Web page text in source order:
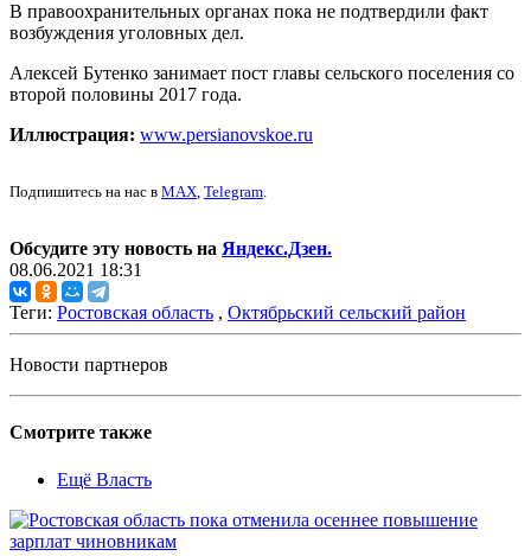
В правоохранительных органах пока не подтвердили факт
возбуждения уголовных дел.
Алексей Бутенко занимает пост главы сельского поселения со
второй половины 2017 года.
Иллюстрация: www.persianovskoe.ru
Подпишитесь на нас в MAX, Telegram.
Обсудите эту новость на Яндекс.Дзен.
08.06.2021 18:31
Теги: Ростовская область , Октябрьский сельский район
Новости партнеров
Смотрите также
Ещё Власть